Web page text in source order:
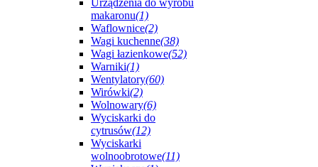
Urządzenia do wyrobu
makaronu(1)
Waflownice(2)
Wagi kuchenne(38)
Wagi łazienkowe(52)
Warniki(1)
Wentylatory(60)
Wirówki(2)
Wolnowary(6)
Wyciskarki do
cytrusów(12)
Wyciskarki
wolnoobrotowe(11)